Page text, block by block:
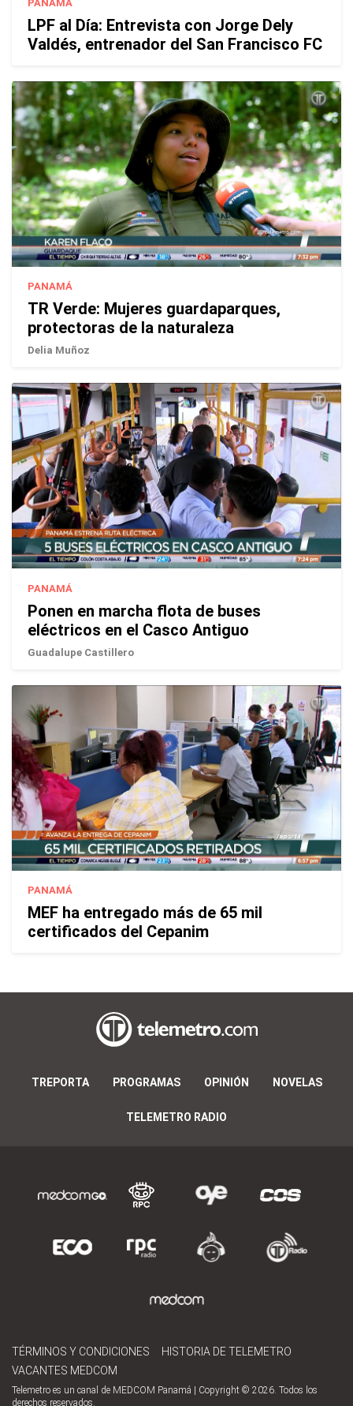
PANAMÁ
LPF al Día: Entrevista con Jorge Dely
Valdés, entrenador del San Francisco FC
PANAMÁ
TR Verde: Mujeres guardaparques,
protectoras de la naturaleza
Delia Muñoz
PANAMÁ
Ponen en marcha flota de buses
eléctricos en el Casco Antiguo
Guadalupe Castillero
PANAMÁ
MEF ha entregado más de 65 mil
certificados del Cepanim
TREPORTA PROGRAMAS OPINIÓN NOVELAS
TELEMETRO RADIO
TÉRMINOS Y CONDICIONES
HISTORIA DE TELEMETRO
VACANTES MEDCOM
Telemetro es un canal de MEDCOM Panamá | Copyright © 2026. Todos los
derechos reservados.